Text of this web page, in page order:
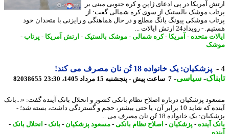
آمریکا در پی ادعای ژاپن و کره جنوبی مبنی بر
موشک بالستیک از سوی کره شمالی گفت: از
موشکی پیونگ یانگ مطلع و در حال هماهنگی و رایزنی با متحدان خود
رویداد24 ارتش ایالات ...
متحده-آمریکا- کره شمالی-موشک بالستیک-ارتش آمریکا- پرتاب -
پزشکیان: یک خانواده 18 تُن نان مصرف می کند!
-سیاسی-7 ساعت پیش - پنجشنبه 15 مرداد 1405، 23:30 82038655
پزشکیان درباره اصلاح نظام بانکی کشور و انحلال بانک آینده گفت: «...بانک
آینده که شاید 10 برابر آن، یا حتی بیشتر، حجم و گستردگی داشت، بسته شد؛ -
یک خانواده 18 تُن نان مصرف می ...
آینده -پزشکیان-اصلاح نظام بانکی-مسعود پزشکیان-بانک -انحلال بانک -